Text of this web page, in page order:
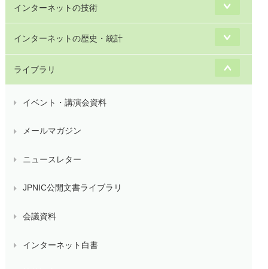
インターネットの技術
インターネットの歴史・統計
ライブラリ
イベント・講演会資料
メールマガジン
ニュースレター
JPNIC公開文書ライブラリ
会議資料
インターネット白書